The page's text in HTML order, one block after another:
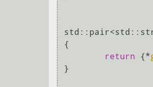
{
return {*
}